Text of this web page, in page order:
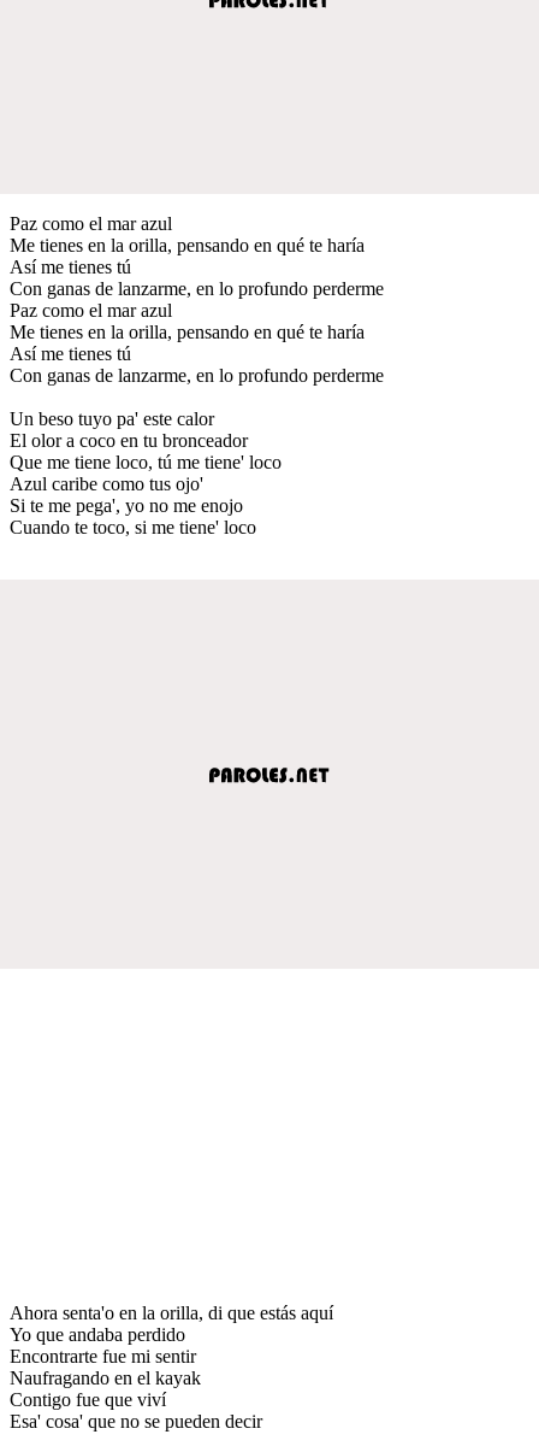
Paz como el mar azul
Me tienes en la orilla, pensando en qué te haría
Así me tienes tú
Con ganas de lanzarme, en lo profundo perderme
Paz como el mar azul
Me tienes en la orilla, pensando en qué te haría
Así me tienes tú
Con ganas de lanzarme, en lo profundo perderme
Un beso tuyo pa' este calor
El olor a coco en tu bronceador
Que me tiene loco, tú me tiene' loco
Azul caribe como tus ojo'
Si te me pega', yo no me enojo
Cuando te toco, si me tiene' loco
Ahora senta'o en la orilla, di que estás aquí
Yo que andaba perdido
Encontrarte fue mi sentir
Naufragando en el kayak
Contigo fue que viví
Esa' cosa' que no se pueden decir